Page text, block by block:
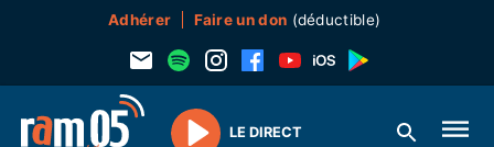
Adhérer Faire un don (déductible)
LE DIRECT